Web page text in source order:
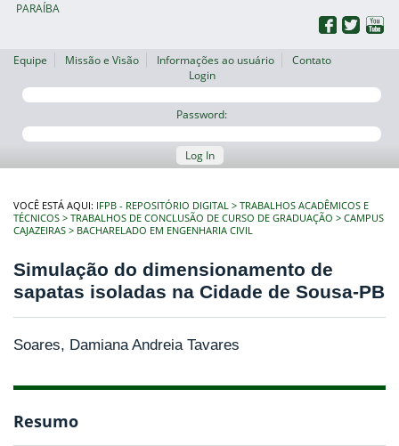
PARAÍBA
Equipe Missão e Visão Informações ao usuário
Contato
Login
Password:
Log In
VOCÊ ESTÁ AQUI: IFPB - REPOSITÓRIO DIGITAL
TRABALHOS ACADÊMICOS E
TÉCNICOS
TRABALHOS DE CONCLUSÃO DE CURSO DE GRADUAÇÃO
CAMPUS
CAJAZEIRAS
BACHARELADO EM ENGENHARIA CIVIL
Simulação do dimensionamento de
sapatas isoladas na Cidade de Sousa-PB
Soares, Damiana Andreia Tavares
Resumo